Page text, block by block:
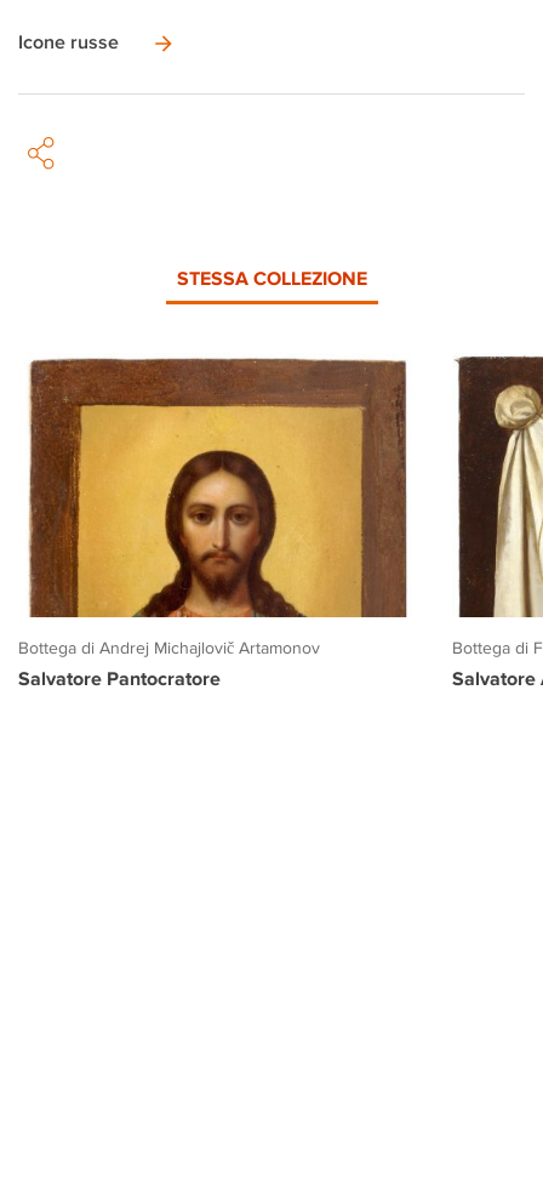
Icone russe
STESSA COLLEZIONE
Bottega di Andrej Michajlovič Artamonov
Salvatore Pantocratore
Bottega di
Salvatore